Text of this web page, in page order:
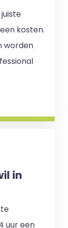
kosten.
worden
in
uur een